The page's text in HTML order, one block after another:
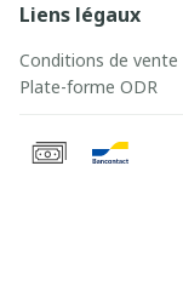
Liens légaux
Conditions de vente
Plate-forme ODR